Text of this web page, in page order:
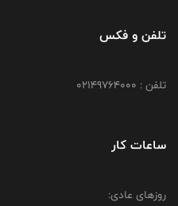
تلفن و فکس
تلفن : 02149764000
ساعات کار
روزهای عادی: